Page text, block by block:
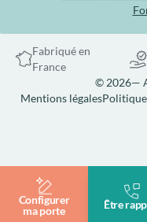
Fabriqué en
France
© 2026—
Mentions légales
Configurer
ma porte
Être